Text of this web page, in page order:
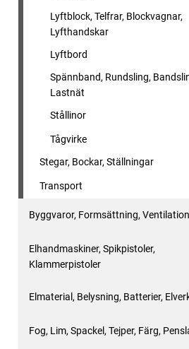
Lyftblock, Telfrar, Blockvagnar,
Lyfthandskar
Lyftbord
Spännband, Rundsling,
Lastnät
Stållinor
Tågvirke
Stegar, Bockar, Ställningar
Transport
Byggvaror, Formsättning, Ventilation
Elhandmaskiner, Spikpistoler,
Klammerpistoler
Elmaterial, Belysning, Batterier,
Fog, Lim, Spackel, Tejper, Färg,